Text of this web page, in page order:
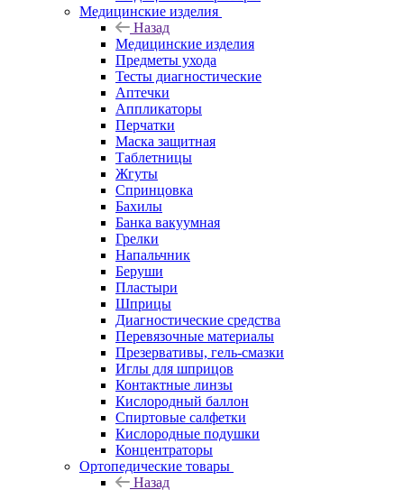
Медицинские изделия
Назад
Медицинские изделия
Предметы ухода
Тесты диагностические
Аптечки
Аппликаторы
Перчатки
Маска защитная
Таблетницы
Жгуты
Спринцовка
Бахилы
Банка вакуумная
Грелки
Напальчник
Беруши
Пластыри
Шприцы
Диагностические средства
Перевязочные материалы
Презервативы, гель-смазки
Иглы для шприцов
Контактные линзы
Кислородный баллон
Спиртовые салфетки
Кислородные подушки
Концентраторы
Ортопедические товары
Назад